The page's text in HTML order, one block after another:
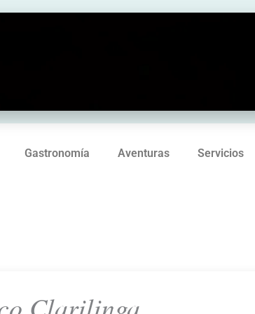
Gastronomía Aventuras Servicios
Clarilinga